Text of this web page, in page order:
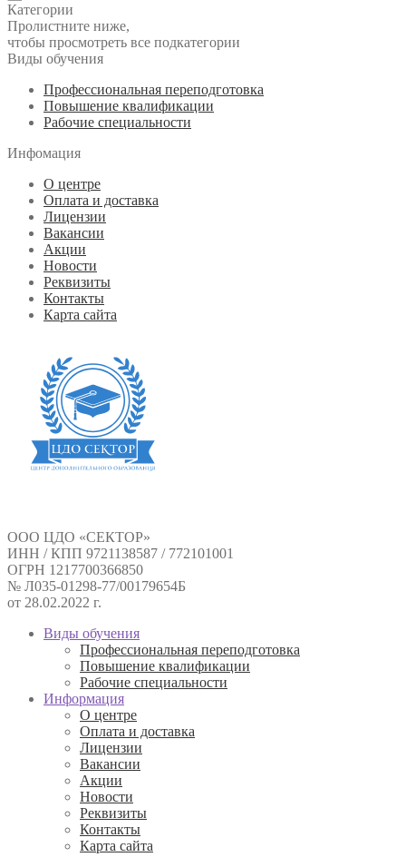
Категории
Пролистните ниже,
чтобы просмотреть все подкатегории
Виды обучения
Профессиональная переподготовка
Повышение квалификации
Рабочие специальности
Инфомация
О центре
Оплата и доставка
Лицензии
Вакансии
Акции
Новости
Реквизиты
Контакты
Карта сайта
ООО ЦДО «СЕКТОР»
ИНН / КПП 9721138587 / 772101001
ОГРН 1217700366850
№ Л035-01298-77/00179654Б
от 28.02.2022 г.
Виды обучения
Профессиональная переподготовка
Повышение квалификации
Рабочие специальности
Информация
О центре
Оплата и доставка
Лицензии
Вакансии
Акции
Новости
Реквизиты
Контакты
Карта сайта